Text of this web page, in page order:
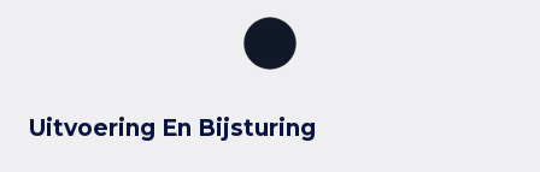
Uitvoering En Bijsturing